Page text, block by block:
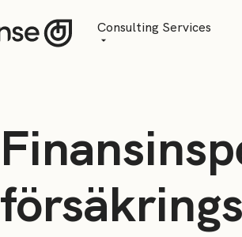
Consulting Services
Managed Services